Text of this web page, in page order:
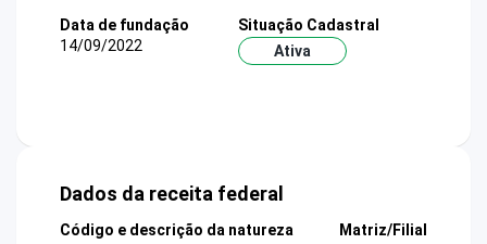
Data de fundação
14/09/2022
Situação Cadastral
Ativa
Dados da receita federal
Código e descrição da natureza
Matriz/Filial